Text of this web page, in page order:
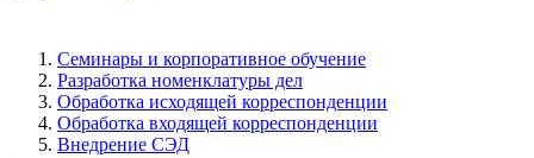
Семинары и корпоративное обучение
Разработка номенклатуры дел
Обработка исходящей корреспонденции
Обработка входящей корреспонденции
Внедрение СЭД